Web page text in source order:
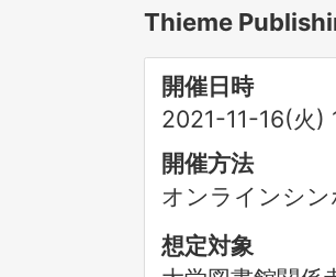
Thieme
開催日時
2021-11-16(火)
開催方法
オンラインシン
想定対象